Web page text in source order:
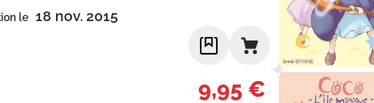
le 18 nov. 2015
9,95 €